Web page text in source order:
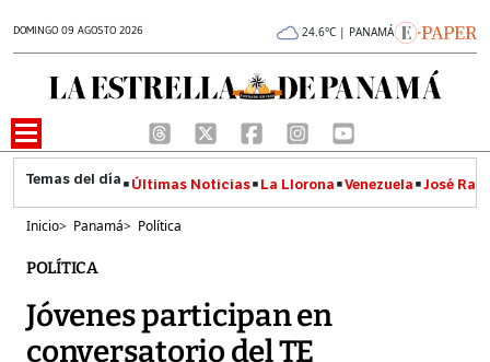
DOMINGO 09 AGOSTO 2026 24.6°C | PANAMÁ
Últimas Noticias La Llorona Venezuela José
Inicio> Panamá> Política
POLÍTICA
Jóvenes participan en
conversatorio del TE